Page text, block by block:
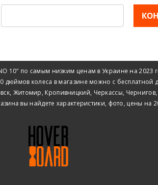
10" по самым низким ценам в Украине на
дюймов колеса в магазине можно с
Житомир, Кропивницкий, Черкассы,
вы найдете характеристики, фото, цены на